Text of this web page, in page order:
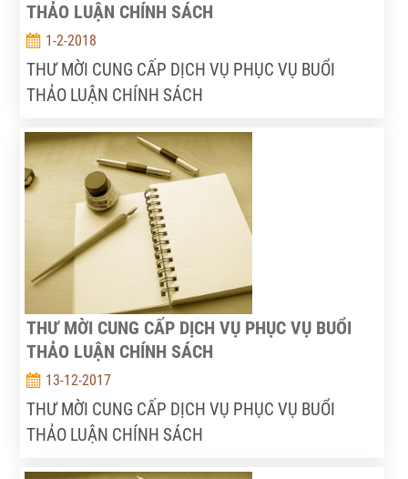
THẢO LUẬN CHÍNH SÁCH
1-2-2018
THƯ MỜI CUNG CẤP DỊCH VỤ PHỤC VỤ BUỔI
THẢO LUẬN CHÍNH SÁCH
THƯ MỜI CUNG CẤP DỊCH VỤ PHỤC VỤ BUỔI
THẢO LUẬN CHÍNH SÁCH
13-12-2017
THƯ MỜI CUNG CẤP DỊCH VỤ PHỤC VỤ BUỔI
THẢO LUẬN CHÍNH SÁCH